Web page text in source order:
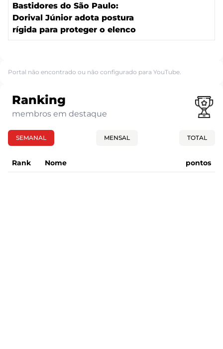
Bastidores do São Paulo:
Dorival Júnior adota postura
rígida para proteger o elenco
Portal não encontrado ou não configurado para YouTube.
Ranking
membros em destaque
SEMANAL MENSAL TOTAL
Rank Nome pontos